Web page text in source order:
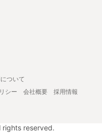
ついて
シー 会社概要
採用情報
rights reserved.